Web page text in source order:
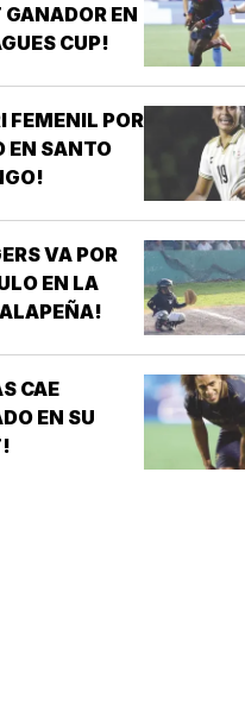
GANADOR EN
CUP!
FEMENIL POR
EN SANTO
VA POR
EN LA
CAE
EN SU